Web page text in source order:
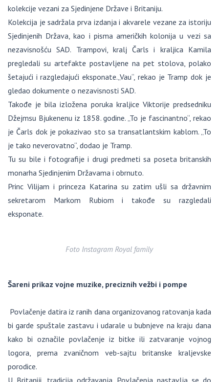
kolekcije vezani za Sjedinjene Države i Britaniju.
Kolekcija je sadržala prva izdanja i akvarele vezane za istoriju
Sjedinjenih Država, kao i pisma američkih kolonija u vezi sa
nezavisnošću SAD. Trampovi, kralj Čarls i kraljica Kamila
pregledali su artefakte postavljene na pet stolova, polako
šetajući i razgledajući eksponate.„Vau“, rekao je Tramp dok je
gledao dokumente o nezavisnosti SAD.
Takođe je bila izložena poruka kraljice Viktorije predsedniku
Džejmsu Bjukenenu iz 1858. godine. „To je fascinantno“, rekao
je Čarls dok je pokazivao sto sa transatlantskim kablom. „To
je tako neverovatno“, dodao je Tramp.
Tu su bile i fotografije i drugi predmeti sa poseta britanskih
monarha Sjedinjenim Državama i obrnuto.
Princ Vilijam i princeza Katarina su zatim ušli sa državnim
sekretarom Markom Rubiom i takođe su razgledali
eksponate.
Foto Instagram Royal family
Šareni prikaz vojne muzike, preciznih vežbi i pompe
Povlačenje datira iz ranih dana organizovanog ratovanja kada
bi garde spuštale zastavu i udarale u bubnjeve na kraju dana
kako bi označile povlačenje iz bitke ili zatvaranje vojnog
logora, prema zvaničnom veb-sajtu britanske kraljevske
porodice.
U Britaniji, tradicija održavanja Povlačenja nastavlja se do